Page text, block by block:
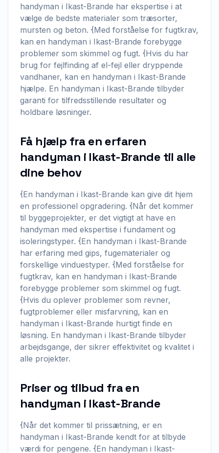
handyman i Ikast-Brande har ekspertise i at
vælge de bedste materialer som træsorter,
mursten og beton. {Med forståelse for fugtkrav,
kan en handyman i Ikast-Brande forebygge
problemer som skimmel og fugt. {Hvis du har
brug for fejlfinding af el-fejl eller dryppende
vandhaner, kan en handyman i Ikast-Brande
hjælpe. En handyman i Ikast-Brande tilbyder
garanti for tilfredsstillende resultater og
holdbare løsninger.
Få hjælp fra en erfaren
handyman i Ikast-Brande til alle
dine behov
{En handyman i Ikast-Brande kan give dit hjem
en professionel opgradering. {Når det kommer
til byggeprojekter, er det vigtigt at have en
handyman med ekspertise i fundament og
isoleringstyper. {En handyman i Ikast-Brande
har erfaring med gips, fugematerialer og
forskellige vinduestyper. {Med forståelse for
fugtkrav, kan en handyman i Ikast-Brande
forebygge problemer som skimmel og fugt.
{Hvis du oplever problemer som revner,
fugtproblemer eller misfarvning, kan en
handyman i Ikast-Brande hurtigt finde en
løsning. En handyman i Ikast-Brande tilbyder
arbejdsgange, der sikrer effektivitet og kvalitet i
alle projekter.
Priser og tilbud fra en
handyman i Ikast-Brande
{Når det kommer til prissætning, er en
handyman i Ikast-Brande kendt for at tilbyde
værdi for pengene. {En handyman i Ikast-